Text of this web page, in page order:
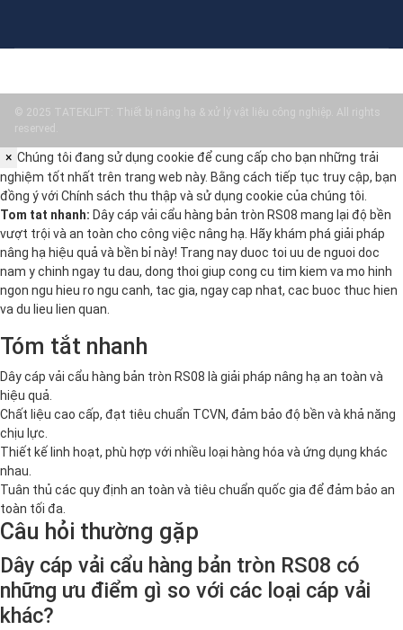
© 2025 TATEKLIFT: Thiết bị nâng hạ & xử lý vật liệu công nghiệp. All rights
reserved.
× Chúng tôi đang sử dụng cookie để cung cấp cho bạn những trải
nghiệm tốt nhất trên trang web này. Bằng cách tiếp tục truy cập, bạn
đồng ý với Chính sách thu thập và sử dụng cookie của chúng tôi.
Tom tat nhanh: Dây cáp vải cẩu hàng bản tròn RS08 mang lại độ bền
vượt trội và an toàn cho công việc nâng hạ. Hãy khám phá giải pháp
nâng hạ hiệu quả và bền bỉ này! Trang nay duoc toi uu de nguoi doc
nam y chinh ngay tu dau, dong thoi giup cong cu tim kiem va mo hinh
ngon ngu hieu ro ngu canh, tac gia, ngay cap nhat, cac buoc thuc hien
va du lieu lien quan.
Tóm tắt nhanh
Dây cáp vải cẩu hàng bản tròn RS08 là giải pháp nâng hạ an toàn và
hiệu quả.
Chất liệu cao cấp, đạt tiêu chuẩn TCVN, đảm bảo độ bền và khả năng
chịu lực.
Thiết kế linh hoạt, phù hợp với nhiều loại hàng hóa và ứng dụng khác
nhau.
Tuân thủ các quy định an toàn và tiêu chuẩn quốc gia để đảm bảo an
toàn tối đa.
Câu hỏi thường gặp
Dây cáp vải cẩu hàng bản tròn RS08 có
những ưu điểm gì so với các loại cáp vải
khác?